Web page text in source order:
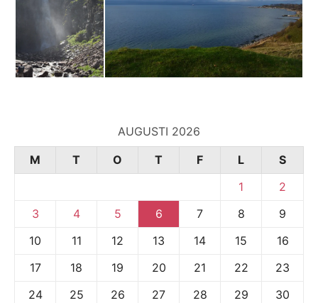
AUGUSTI 2026
M
T O T F L
S
1
2
3
4 5 6 7 8
9
10
11 12 13 14 15
16
17
18 19 20 21 22
23
24
25 26 27 28 29
30